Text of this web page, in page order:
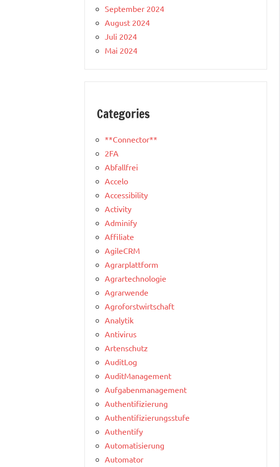
September 2024
August 2024
Juli 2024
Mai 2024
Categories
**Connector**
2FA
Abfallfrei
Accelo
Accessibility
Activity
Adminify
Affiliate
AgileCRM
Agrarplattform
Agrartechnologie
Agrarwende
Agroforstwirtschaft
Analytik
Antivirus
Artenschutz
AuditLog
AuditManagement
Aufgabenmanagement
Authentifizierung
Authentifizierungsstufe
Authentify
Automatisierung
Automator